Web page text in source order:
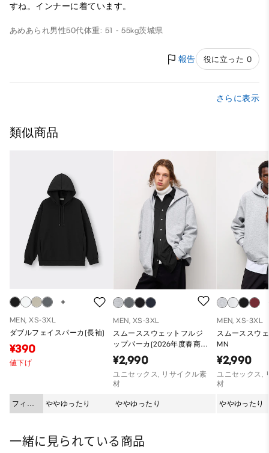
すね。インナーに着ています。
あめあられ男性50代体重: 51 - 55kg茨城県
報告 役に立った 0
さらに表示
類似商品
MEN, XS-3XL
ダブルフェイスパーカ(長袖)
¥390
値下げ
フィッ
ト
ややゆったり
MEN, XS-3XL
スムーススウェットフルジ
ップパーカ(2026年度春商
品)
¥2,990
ユニセックス, リサイクル素
材
ややゆったり
MEN, XS-3XL
スムーススウ
MN
¥2,990
ユニセックス,
材
ややゆったり
一緒に見られている商品